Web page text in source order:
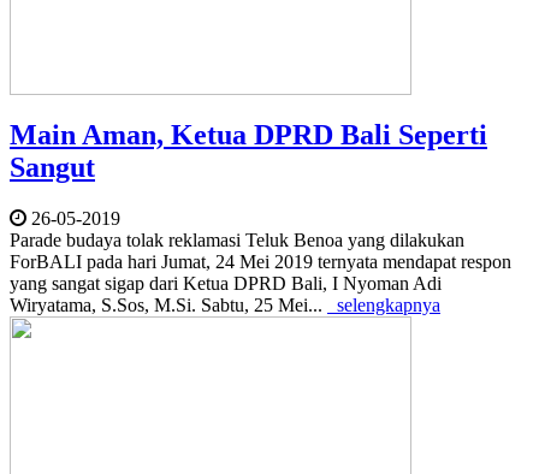
Main Aman, Ketua DPRD Bali Seperti
Sangut
26-05-2019
Parade budaya tolak reklamasi Teluk Benoa yang dilakukan
ForBALI pada hari Jumat, 24 Mei 2019 ternyata mendapat respon
yang sangat sigap dari Ketua DPRD Bali, I Nyoman Adi
Wiryatama, S.Sos, M.Si. Sabtu, 25 Mei...
selengkapnya